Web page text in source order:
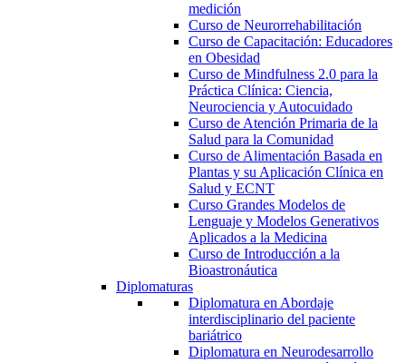
medición
Curso de Neurorrehabilitación
Curso de Capacitación: Educadores
en Obesidad
Curso de Mindfulness 2.0 para la
Práctica Clínica: Ciencia,
Neurociencia y Autocuidado
Curso de Atención Primaria de la
Salud para la Comunidad
Curso de Alimentación Basada en
Plantas y su Aplicación Clínica en
Salud y ECNT
Curso Grandes Modelos de
Lenguaje y Modelos Generativos
Aplicados a la Medicina
Curso de Introducción a la
Bioastronáutica
Diplomaturas
Diplomatura en Abordaje
interdisciplinario del paciente
bariátrico
Diplomatura en Neurodesarrollo